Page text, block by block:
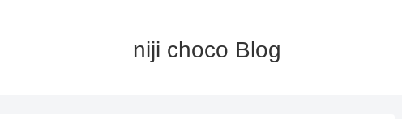
niji choco Blog